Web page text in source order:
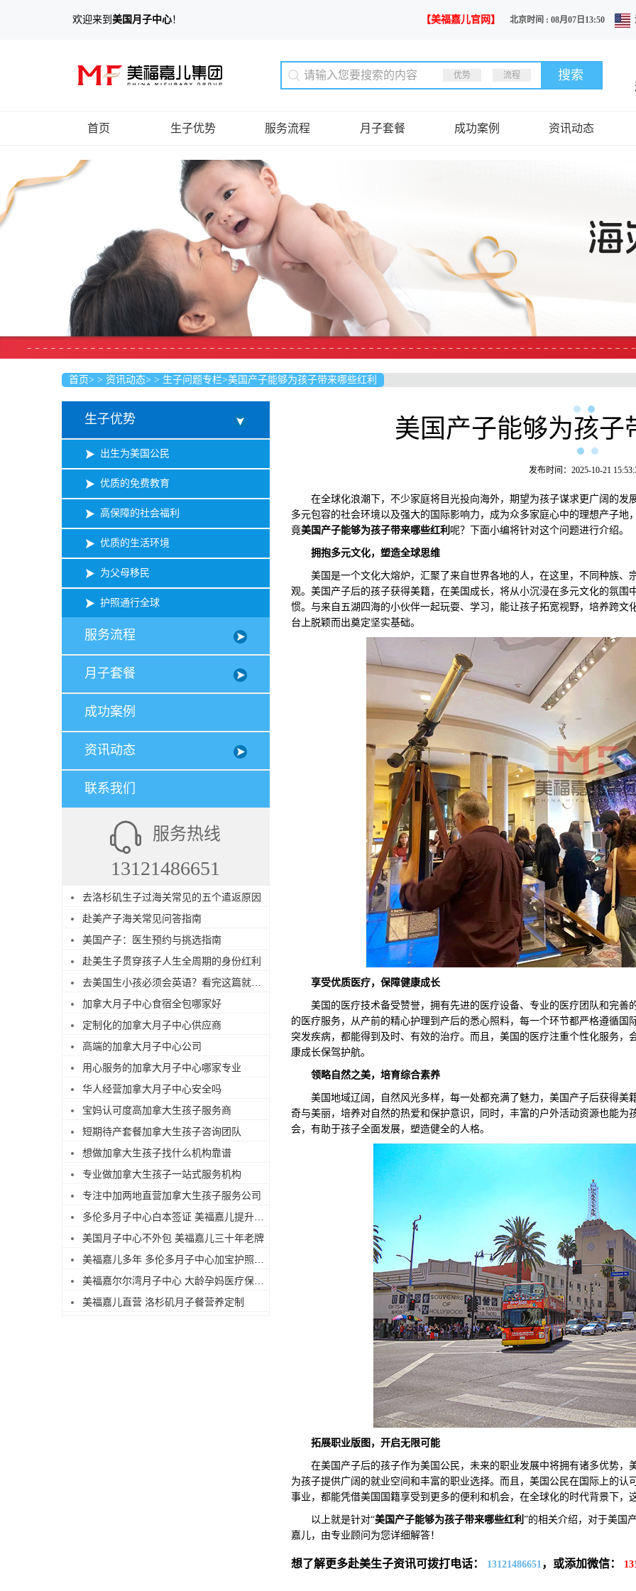
欢迎来到 美国月子中心！ 【美福嘉儿官网】 北京时间 : 08月07日13:50
优势 流程
首页 生子优势 服务流程 月子套餐 成功案例 资讯动态
首页> > 资讯动态> > 生子问题专栏>美国产子能够为孩子带来哪些红利
生子优势
出生为美国公民
优质的免费教育
高保障的社会福利
优质的生活环境
为父母移民
护照通行全球
服务流程
月子套餐
成功案例
资讯动态
联系我们
服务热线
13121486651
去洛杉矶生子过海关常见的五个遣返原因
赴美产子海关常见问答指南
美国产子：医生预约与挑选指南
赴美生子贯穿孩子人生全周期的身份红利
去美国生小孩必须会英语？看完这篇就不焦虑了
加拿大月子中心食宿全包哪家好
定制化的加拿大月子中心供应商
高端的加拿大月子中心公司
用心服务的加拿大月子中心哪家专业
华人经营加拿大月子中心安全吗
宝妈认可度高加拿大生孩子服务商
短期待产套餐加拿大生孩子咨询团队
想做加拿大生孩子找什么机构靠谱
专业做加拿大生孩子一站式服务机构
专注中加两地直营加拿大生孩子服务公司
多伦多月子中心白本签证 美福嘉儿提升过签
美国月子中心不外包 美福嘉儿三十年老牌
美福嘉儿多年 多伦多月子中心加宝护照续签
美福嘉尔尔湾月子中心 大龄孕妈医疗保障足
美福嘉儿直营 洛杉矶月子餐营养定制
美国产子能够为孩子
发布时间：2025-10-21
在全球化浪潮下，不少家庭将目光投向海外，期望为孩子谋求更广阔的发
多元包容的社会环境以及强大的国际影响力，成为众多家庭心中的理想产子
竟美国产子能够为孩子带来哪些红利 呢？下面小编将针对这个问题进行介绍。
拥抱多元文化，塑造全球思维
美国是一个文化大熔炉，汇聚了来自世界各地的人，在这里，不同种族、
观。美国产子后的孩子获得美籍，在美国成长，将从小沉浸在多元文化的氛
惯。与来自五湖四海的小伙伴一起玩耍、学习，能让孩子拓宽视野，培养跨
台上脱颖而出奠定坚实基础。
享受优质医疗，保障健康成长
美国的医疗技术备受赞誉，拥有先进的医疗设备、专业的医疗团队和完善
的医疗服务，从产前的精心护理到产后的悉心照料，每一个环节都严格遵循
突发疾病，都能得到及时、有效的治疗。而且，美国的医疗注重个性化服务
康成长保驾护航。
领略自然之美，培育综合素养
美国地域辽阔，自然风光多样，每一处都充满了魅力，美国产子后获得美
奇与美丽，培养对自然的热爱和保护意识，同时，丰富的户外活动资源也能
会，有助于孩子全面发展，塑造健全的人格。
拓展职业版图，开启无限可能
在美国产子后的孩子作为美国公民，未来的职业发展中将拥有诸多优势，
为孩子提供广阔的就业空间和丰富的职业选择。而且，美国公民在国际上的
事业，都能凭借美国国籍享受到更多的便利和机会，在全球化的时代背景下，
以上就是针对“美国产子能够为孩子带来哪些红利 ”的相关介绍，对于美国
嘉儿，由专业顾问为您详细解答！
想了解更多赴美生子资讯可拨打电话： 13121486651，或添加微信：